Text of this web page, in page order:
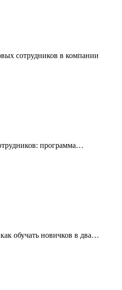
сотрудников в компании
программа…
обучать новичков в два…